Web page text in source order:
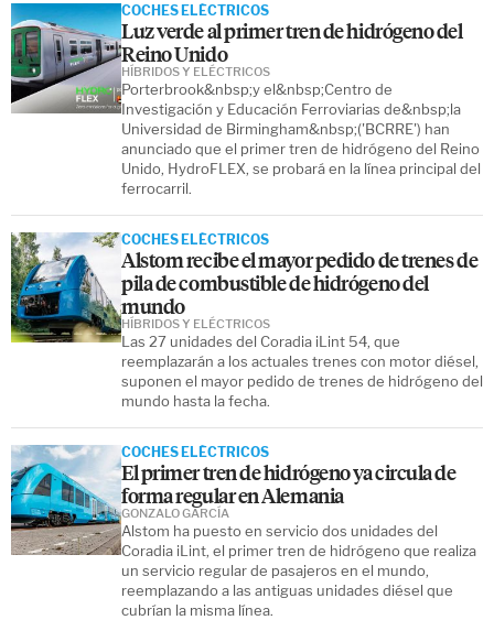
COCHES ELÉCTRICOS
Luz verde al primer tren de hidrógeno del
Reino Unido
Porterbrook&nbsp;y el&nbsp;Centro de
Investigación y Educación Ferroviarias de&nbsp;la
Universidad de Birmingham&nbsp;('BCRRE') han
anunciado que el primer tren de hidrógeno del Reino
Unido, HydroFLEX, se probará en la línea principal del
ferrocarril.
HÍBRIDOS Y ELÉCTRICOS
COCHES ELÉCTRICOS
Alstom recibe el mayor pedido de trenes de
pila de combustible de hidrógeno del
mundo
Las 27 unidades del Coradia iLint 54, que
reemplazarán a los actuales trenes con motor diésel,
suponen el mayor pedido de trenes de hidrógeno del
mundo hasta la fecha.
HÍBRIDOS Y ELÉCTRICOS
COCHES ELÉCTRICOS
El primer tren de hidrógeno ya circula de
forma regular en Alemania
Alstom ha puesto en servicio dos unidades del
Coradia iLint, el primer tren de hidrógeno que realiza
un servicio regular de pasajeros en el mundo,
reemplazando a las antiguas unidades diésel que
cubrían la misma línea.
GONZALO GARCÍA